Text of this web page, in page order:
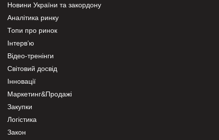
Новини України та закордону
Аналітика ринку
Топи про ринок
Інтерв’ю
Відео-тренінги
Світовий досвід
Інновації
Маркетинг&Продажі
Закупки
Логістика
Закон